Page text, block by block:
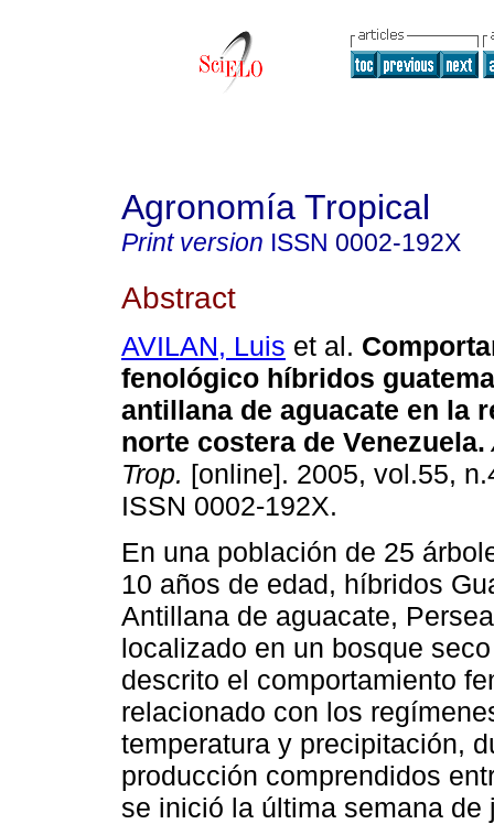
Agronomía Tropical
Print version ISSN 0002-192X
Abstract
AVILAN, Luis et al.
fenológico híbridos
antillana de aguacate en la
norte costera de Venezuela.
Trop. [online]. 2005, vol.55,
ISSN 0002-192X.
En una población de 25
10 años de edad, híbridos
Antillana de aguacate,
localizado en un bosque
descrito el comportamiento
relacionado con los
temperatura y precipitación,
producción comprendidos
se inició la última semana